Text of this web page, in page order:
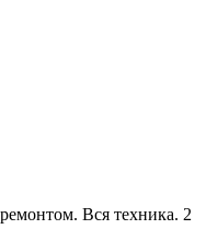
Вся техника. 2